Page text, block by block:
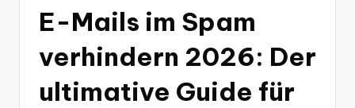
E-Mails im Spam
verhindern 2026: Der
ultimative Guide für